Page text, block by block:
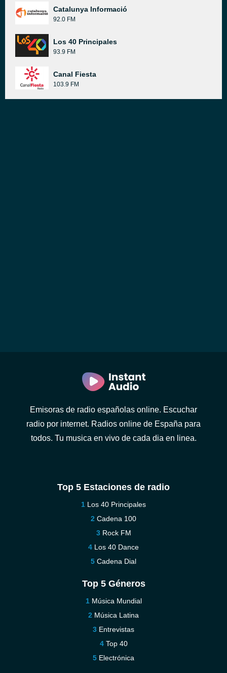
Catalunya Informació
92.0 FM
Los 40 Principales
93.9 FM
Canal Fiesta
103.9 FM
Emisoras de radio españolas online. Escuchar
radio por internet. Radios online de España para
todos. Tu musica en vivo de cada dia en linea.
Top 5 Estaciones de radio
Los 40 Principales
Cadena 100
Rock FM
Los 40 Dance
Cadena Dial
Top 5 Géneros
Música Mundial
Música Latina
Entrevistas
Top 40
Electrónica